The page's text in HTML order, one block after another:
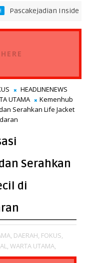
Insiden Kebakaran
HEADLINENEWS
UTAMA
Kemenhub
Serahkan Life Jacket
Serahkan
di
DAERAH, FOKUS,
WARTA UTAMA,